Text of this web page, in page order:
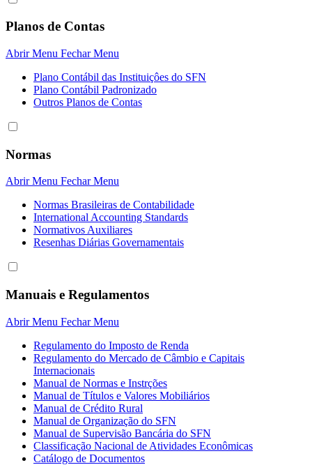
Planos de Contas
Abrir Menu Fechar Menu
Plano Contábil das Instituiçôes do SFN
Plano Contábil Padronizado
Outros Planos de Contas
Normas
Abrir Menu Fechar Menu
Normas Brasileiras de Contabilidade
International Accounting Standards
Normativos Auxiliares
Resenhas Diárias Governamentais
Manuais e Regulamentos
Abrir Menu Fechar Menu
Regulamento do Imposto de Renda
Regulamento do Mercado de Câmbio e Capitais
Internacionais
Manual de Normas e Instrções
Manual de Títulos e Valores Mobiliários
Manual de Crédito Rural
Manual de Organização do SFN
Manual de Supervisão Bancária do SFN
Classificação Nacional de Atividades Econômicas
Catálogo de Documentos